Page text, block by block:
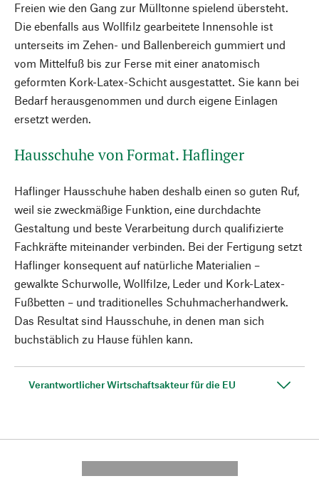
Freien wie den Gang zur Mülltonne spielend übersteht.
Die ebenfalls aus Wollfilz gearbeitete Innensohle ist
unterseits im Zehen- und Ballenbereich gummiert und
vom Mittelfuß bis zur Ferse mit einer anatomisch
geformten Kork-Latex-Schicht ausgestattet. Sie kann bei
Bedarf herausgenommen und durch eigene Einlagen
ersetzt werden.
Hausschuhe von Format. Haflinger
Haflinger Hausschuhe haben deshalb einen so guten Ruf,
weil sie zweckmäßige Funktion, eine durchdachte
Gestaltung und beste Verarbeitung durch qualifizierte
Fachkräfte miteinander verbinden. Bei der Fertigung setzt
Haflinger konsequent auf natürliche Materialien –
gewalkte Schurwolle, Wollfilze, Leder und Kork-Latex-
Fußbetten – und traditionelles Schuhmacherhandwerk.
Das Resultat sind Hausschuhe, in denen man sich
buchstäblich zu Hause fühlen kann.
Verantwortlicher Wirtschaftsakteur für die EU